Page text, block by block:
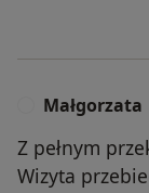
Małgorzata
Z pełnym
Wizyta